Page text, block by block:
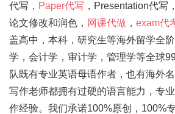
代写， Paper代写 ，Presentation代写
论文修改和润色， 网课代做 ， exam代
盖高中，本科，研究生等海外留学全
学，会计学，审计学，管理学等全球
队既有专业英语母语作者，也有海外
写作老师都拥有过硬的语言能力，专
作经验。我们承诺100%原创，100%